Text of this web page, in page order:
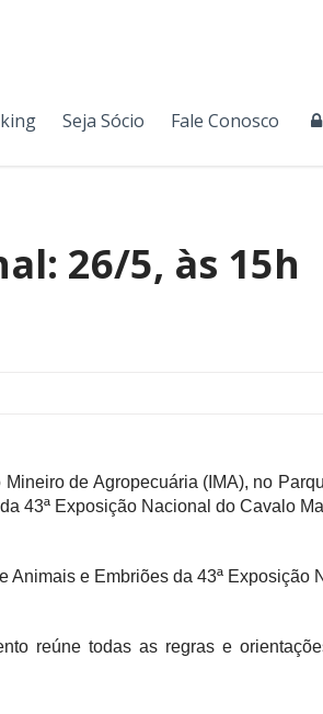
Seja Sócio Fale Conosco
26/5, às 15h
de Agropecuária (IMA), no
43ª Exposição Nacional do Cavalo
e Embriões da 43ª Exposição
reúne todas as regras e